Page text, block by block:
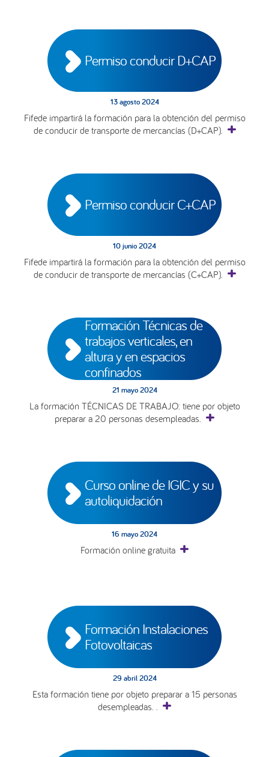
Permiso conducir D+CAP
13 agosto 2024
Fifede impartirá la formación para la obtención del permiso
de conducir de transporte de mercancías (D+CAP).
Permiso conducir C+CAP
10 junio 2024
Fifede impartirá la formación para la obtención del permiso
de conducir de transporte de mercancías (C+CAP).
Formación Técnicas de
trabajos verticales, en
altura y en espacios
confinados
21 mayo 2024
La formación TÉCNICAS DE TRABAJO: tiene por objeto
preparar a 20 personas desempleadas.
Curso online de IGIC y su
autoliquidación
16 mayo 2024
Formación online gratuita
Formación Instalaciones
Fotovoltaicas
29 abril 2024
Esta formación tiene por objeto preparar a 15 personas
desempleadas. .